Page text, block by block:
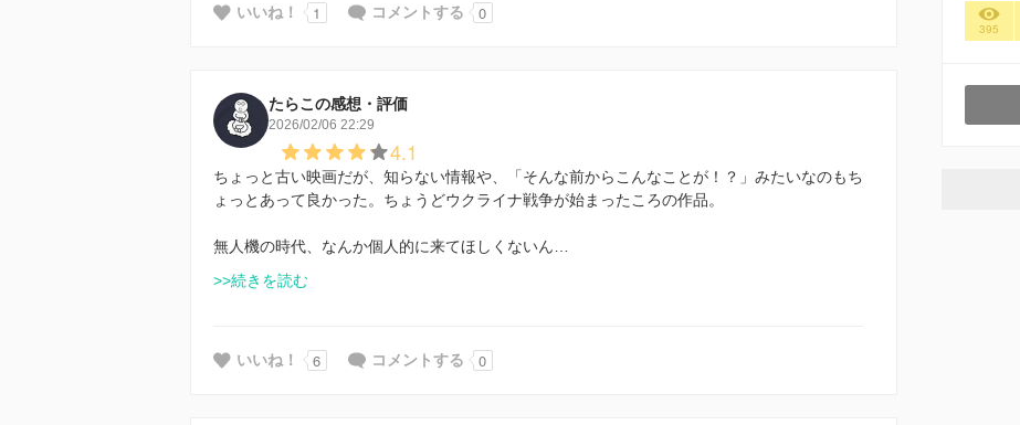
いいね！ 1 コメントする 0
たらこの感想・評価
2026/02/06 22:29
4.1
ちょっと古い映画だが、知らない情報や、「そんな前からこんなことが！？」みたいなのもち
ょっとあって良かった。ちょうどウクライナ戦争が始まったころの作品。
無人機の時代、なんか個人的に来てほしくないん…
>>続きを読む
いいね！ 6 コメントする 0
395